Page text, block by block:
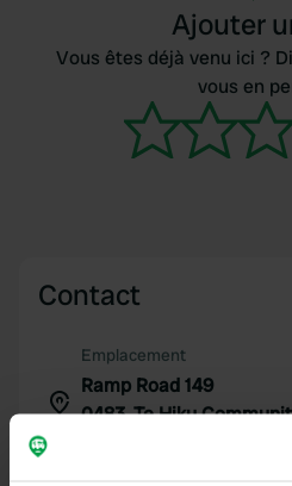
Ajouter
Vous êtes déjà venu ici ?
vous en
Contact
Emplacement
Ramp Road 149
0483, Te Hiku